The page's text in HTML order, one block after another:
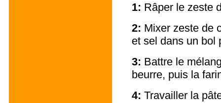
1: Râper le zeste
2: Mixer zeste de
et sel dans un bol
3: Battre le
beurre, puis la
4: Travailler la